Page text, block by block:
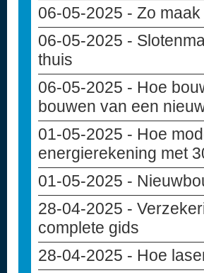
06-05-2025 - Zo
06-05-2025 -
thuis
06-05-2025 - Hoe
bouwen van een
01-05-2025 - Hoe
energierekening met
01-05-2025 -
28-04-2025 -
complete gids
28-04-2025 - Hoe